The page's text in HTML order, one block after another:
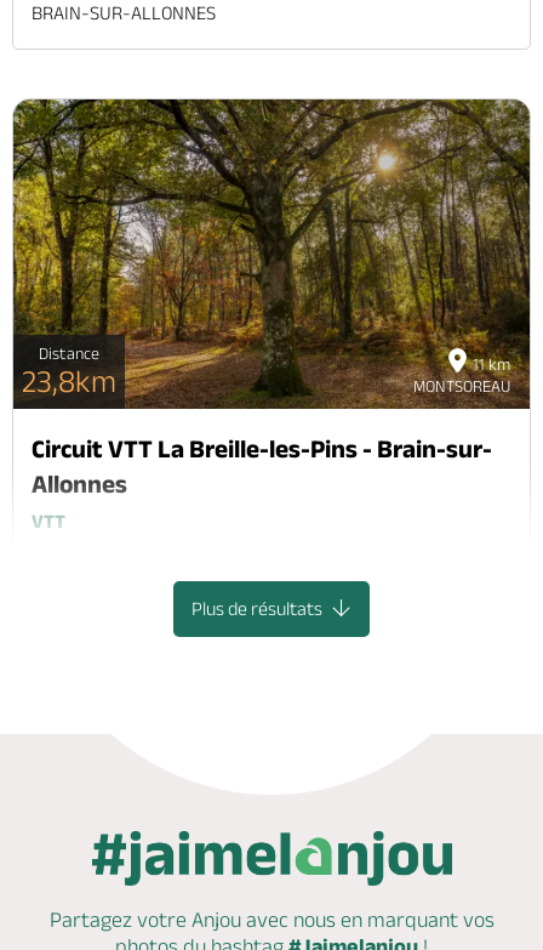
BRAIN-SUR-ALLONNES
11 km
MONTSOREAU
Distance
23,8km
Circuit VTT La Breille-les-Pins - Brain-sur-
Allonnes
VTT
Plus de résultats
Partagez votre Anjou avec nous en marquantvos